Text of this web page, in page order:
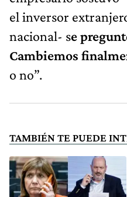
el inversor
nacional- se
Cambiemos
o no”.
TAMBIÉN TE PUEDE